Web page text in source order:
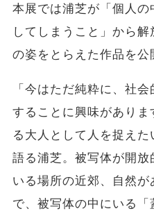
本展では浦芝が「個人
してしまうこと」から解
の姿をとらえた作品を公
「今はただ純粋に、社
することに興味があり
る大人として人を捉え
語る浦芝。被写体が開
いる場所の近郊、自然
で、被写体の中にいる